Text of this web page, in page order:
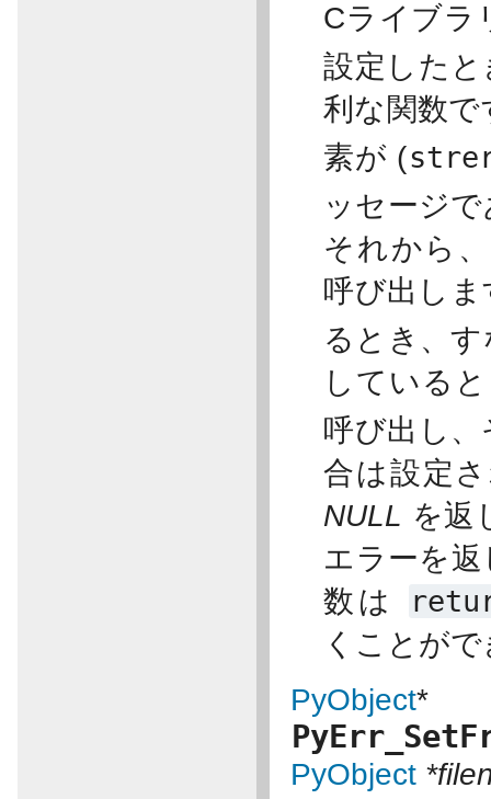
Cライブラ
設定した
利な関数
素が (
ッセージ
それから
呼び出し
るとき、
している
呼び出し
合は設定
NULL を返
エラーを
数は
くことが
PyObject*
PyObject